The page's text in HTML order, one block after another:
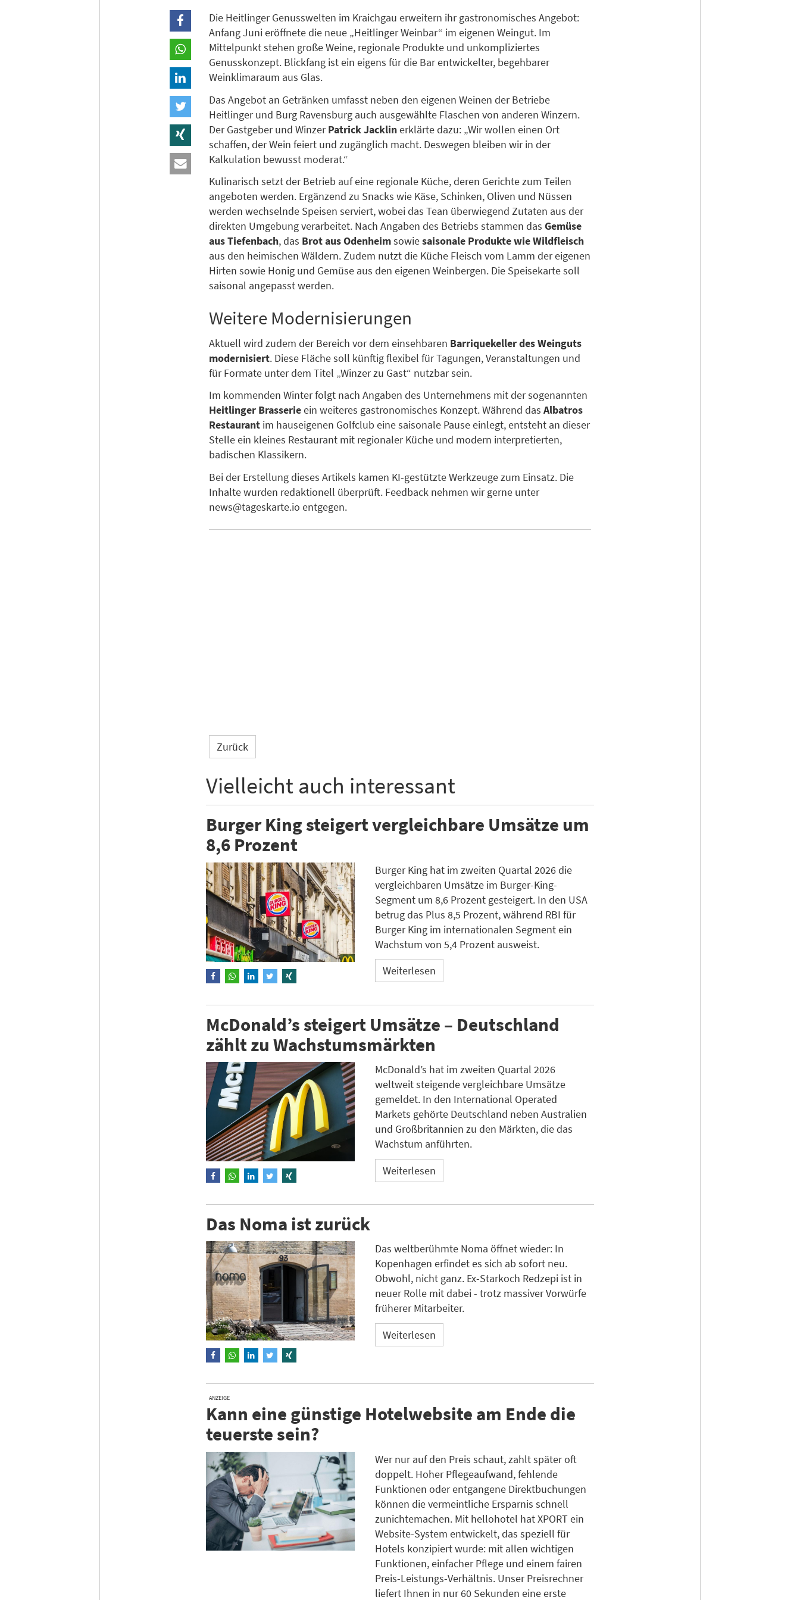
Die Heitlinger Genusswelten im Kraichgau erweitern ihr gastronomisches Angebot:
Anfang Juni eröffnete die neue „Heitlinger Weinbar“ im eigenen Weingut. Im
Mittelpunkt stehen große Weine, regionale Produkte und unkompliziertes
Genusskonzept. Blickfang ist ein eigens für die Bar entwickelter, begehbarer
Weinklimaraum aus Glas.
Das Angebot an Getränken umfasst neben den eigenen Weinen der Betriebe
Heitlinger und Burg Ravensburg auch ausgewählte Flaschen von anderen Winzern.
Der Gastgeber und WinzerPatrick Jacklinerklärte dazu: „Wir wollen einen Ort
schaffen, der Wein feiert und zugänglich macht. Deswegen bleiben wir in der
Kalkulation bewusst moderat.“
Kulinarisch setzt der Betrieb auf eine regionale Küche, deren Gerichte zum Teilen
angeboten werden. Ergänzend zu Snacks wie Käse, Schinken, Oliven und Nüssen
werden wechselnde Speisen serviert, wobei das Tean überwiegend Zutaten aus der
direkten Umgebung verarbeitet. Nach Angaben des Betriebs stammen das Gemüse
aus Tiefenbach, das Brot aus Odenheimsowiesaisonale Produkte wie Wildfleisch
aus den heimischen Wäldern. Zudem nutzt die Küche Fleisch vom Lamm der eigenen
Hirten sowie Honig und Gemüse aus den eigenen Weinbergen. Die Speisekarte soll
saisonal angepasst werden.
Weitere Modernisierungen
Aktuell wird zudem der Bereich vor dem einsehbaren Barriquekeller des Weinguts
modernisiert. Diese Fläche soll künftig flexibel für Tagungen, Veranstaltungen und
für Formate unter dem Titel „Winzer zu Gast“ nutzbar sein.
Im kommenden Winter folgt nach Angaben des Unternehmens mit der sogenannten
Heitlinger Brasserieein weiteres gastronomisches Konzept. Während das Albatros
Restaurant im hauseigenen Golfclub eine saisonale Pause einlegt, entsteht an dieser
Stelle ein kleines Restaurant mit regionaler Küche und modern interpretierten,
badischen Klassikern.
Bei der Erstellung dieses Artikels kamen KI-gestützte Werkzeuge zum Einsatz. Die
Inhalte wurden redaktionell überprüft. Feedback nehmen wir gerne unter
news@tageskarte.io entgegen.
Zurück
Vielleicht auch interessant
Burger King steigert vergleichbare Umsätze um
8,6 Prozent
Burger King hat im zweiten Quartal 2026 die
vergleichbaren Umsätze im Burger-King-
Segment um 8,6 Prozent gesteigert. In den USA
betrug das Plus 8,5 Prozent, während RBI für
Burger King im internationalen Segment ein
Wachstum von 5,4 Prozent ausweist.
Weiterlesen
McDonald’s steigert Umsätze – Deutschland
zählt zu Wachstumsmärkten
McDonald’s hat im zweiten Quartal 2026
weltweit steigende vergleichbare Umsätze
gemeldet. In den International Operated
Markets gehörte Deutschland neben Australien
und Großbritannien zu den Märkten, die das
Wachstum anführten.
Weiterlesen
Das Noma ist zurück
Das weltberühmte Noma öffnet wieder: In
Kopenhagen erfindet es sich ab sofort neu.
Obwohl, nicht ganz. Ex-Starkoch Redzepi ist in
neuer Rolle mit dabei - trotz massiver Vorwürfe
früherer Mitarbeiter.
Weiterlesen
ANZEIGE
Kann eine günstige Hotelwebsite am Ende die
teuerste sein?
Wer nur auf den Preis schaut, zahlt später oft
doppelt. Hoher Pflegeaufwand, fehlende
Funktionen oder entgangene Direktbuchungen
können die vermeintliche Ersparnis schnell
zunichtemachen. Mit hellohotel hat XPORT ein
Website-System entwickelt, das speziell für
Hotels konzipiert wurde: mit allen wichtigen
Funktionen, einfacher Pflege und einem fairen
Preis-Leistungs-Verhältnis. Unser Preisrechner
liefert Ihnen in nur 60 Sekunden eine erste